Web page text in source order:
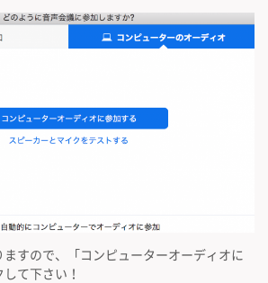
すので、「コンピューターオーディオに
て下さい！